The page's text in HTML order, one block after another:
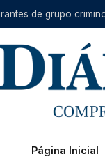
Página Inicial